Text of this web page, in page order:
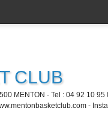
CLUB
MENTON - Tel : 04 92 10
-